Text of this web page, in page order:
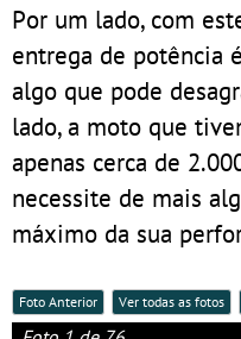
Por um lado, com
entrega de potência
algo que pode
lado, a moto que
apenas cerca de
necessite de mais
máximo da sua
Foto Anterior Ver todas as fotos